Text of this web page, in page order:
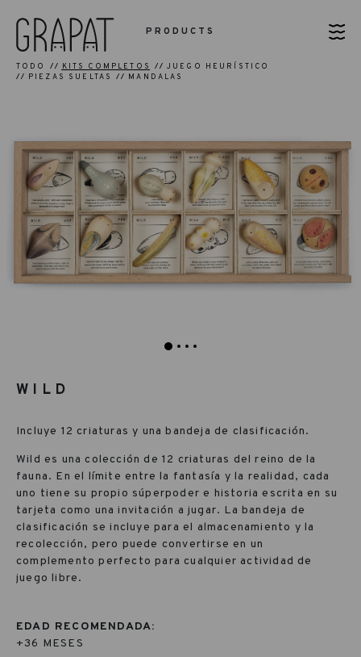
PRODUCTS
TODO KITS COMPLETOS
JUEGO HEURÍSTICO
PIEZAS SUELTAS
MANDALAS
WILD
Incluye 12 criaturas y una bandeja de clasificación.
Wild es una colección de 12 criaturas del reino de la
fauna. En el límite entre la fantasía y la realidad, cada
uno tiene su propio súperpoder e historia escrita en su
tarjeta como una invitación a jugar. La bandeja de
clasificación se incluye para el almacenamiento y la
recolección, pero puede convertirse en un
complemento perfecto para cualquier actividad de
juego libre.
EDAD RECOMENDADA:
+36 MESES